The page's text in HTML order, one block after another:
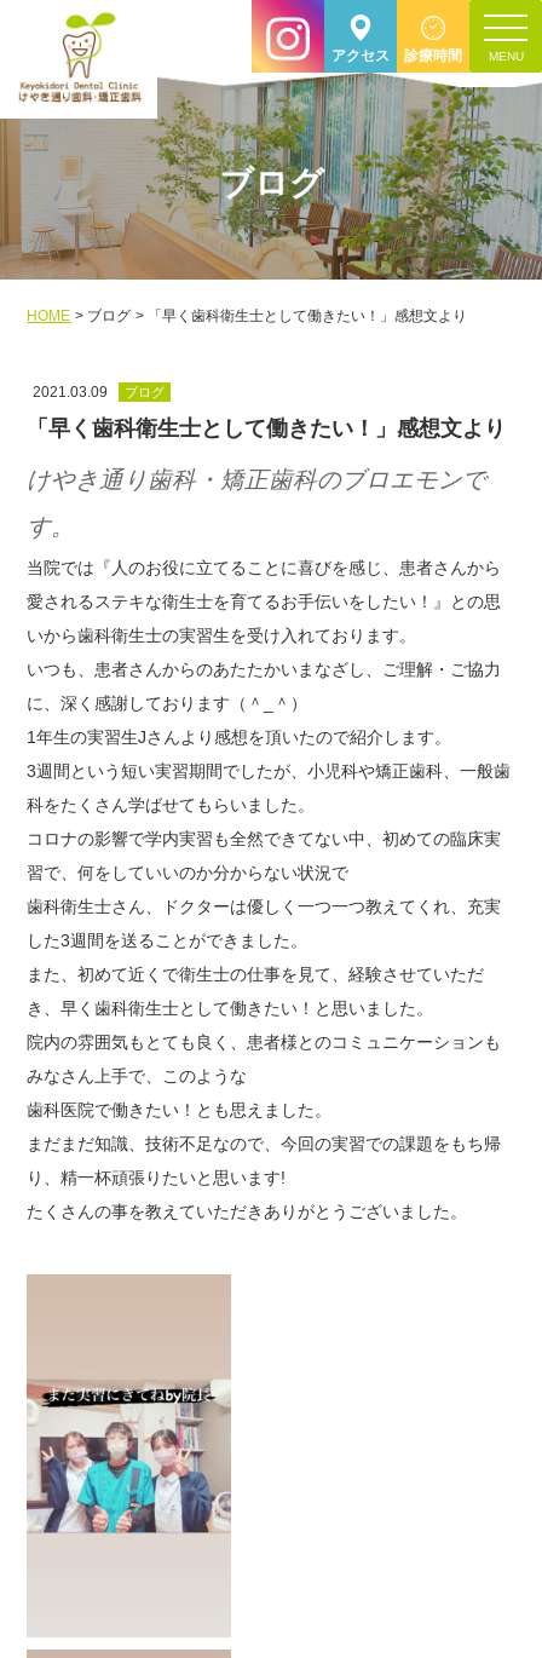
アクセス 診療時間
toggle
ブログ
HOME ブログ 「早く歯科衛生士として働きたい！」感想文より
2021.03.09 ブログ
「早く歯科衛生士として働きたい！」感想文より
けやき通り歯科・矯正歯科のブロエモンで
す。
当院では『人のお役に立てることに喜びを感じ、患者さんから
愛されるステキな衛生士を育てるお手伝いをしたい！』との思
いから歯科衛生士の実習生を受け入れております。
いつも、患者さんからのあたたかいまなざし、ご理解・ご協力
に、深く感謝しております（＾_＾）
1年生の実習生Jさんより感想を頂いたので紹介します。
3週間という短い実習期間でしたが、小児科や矯正歯科、一般歯
科をたくさん学ばせてもらいました。
コロナの影響で学内実習も全然できてない中、初めての臨床実
習で、何をしていいのか分からない状況で
歯科衛生士さん、ドクターは優しく一つ一つ教えてくれ、充実
した3週間を送ることができました。
また、初めて近くで衛生士の仕事を見て、経験させていただ
き、早く歯科衛生士として働きたい！と思いました。
院内の雰囲気もとても良く、患者様とのコミュニケーションも
みなさん上手で、このような
歯科医院で働きたい！とも思えました。
まだまだ知識、技術不足なので、今回の実習での課題をもち帰
り、精一杯頑張りたいと思います!
たくさんの事を教えていただきありがとうございました。